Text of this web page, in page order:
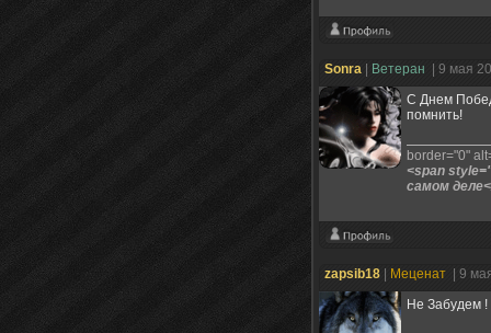
Sonra Ветеран
| 9 мая
С Днем
помнить!
border="0"
<span
самом
zapsib18 Меценат
| 9
Не Забудем